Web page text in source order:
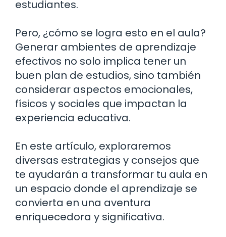
estudiantes.
Pero, ¿cómo se logra esto en el aula?
Generar ambientes de aprendizaje
efectivos no solo implica tener un
buen plan de estudios, sino también
considerar aspectos emocionales,
físicos y sociales que impactan la
experiencia educativa.
En este artículo, exploraremos
diversas estrategias y consejos que
te ayudarán a transformar tu aula en
un espacio donde el aprendizaje se
convierta en una aventura
enriquecedora y significativa.